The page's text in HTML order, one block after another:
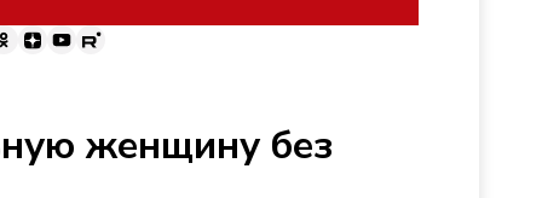
женщину без